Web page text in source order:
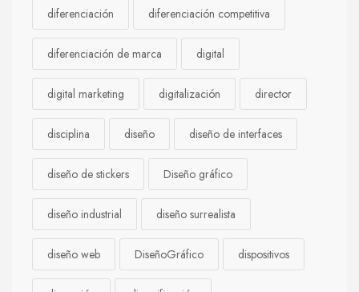
diferenciación diferenciación competitiva
diferenciación de marca digital
digital marketing digitalización director
disciplina diseño diseño de interfaces
diseño de stickers Diseño gráfico
diseño industrial diseño surrealista
diseño web DiseñoGráfico dispositivos